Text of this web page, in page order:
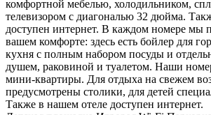
комфортной мебелью, холодильником,
телевизором с диагональю 32 дюйма.
доступен интернет. В каждом номере мы
вашем комфорте: здесь есть бойлер для
кухня с полным набором посуды и
душем, раковиной и туалетом. Наши
мини-квартиры. Для отдыха на свежем
предусмотрены столики, для детей
Также в нашем отеле доступен интернет.